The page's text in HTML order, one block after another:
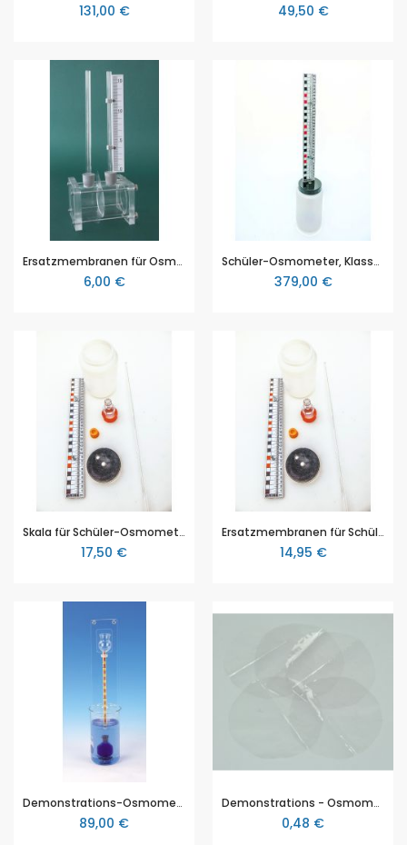
131,00 € 49,50 €
Ersatzmembranen für Osmometer (Art. 7600010024), Satz mit 5 Stück
6,00 €
Schüler-Osmometer, Klassenset mit 10 Stück
379,00 €
Skala für Schüler-Osmometer
17,50 €
Ersatzmembranen für Schüler - Osmometer
14,95 €
Demonstrations-Osmometer
89,00 €
Demonstrations - Osmometer, Osmometer - membrane, 5 Stk. (Ersatz)
0,48 €